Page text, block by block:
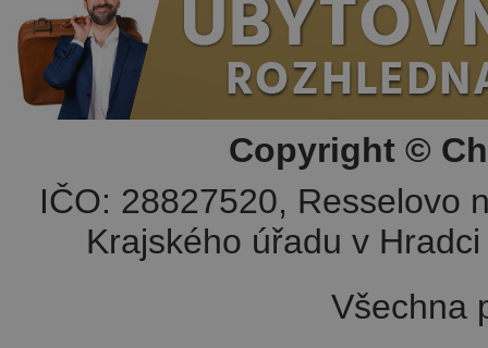
Copyright ©
IČO: 28827520, Resselovo
Krajského úřadu v
Všechna